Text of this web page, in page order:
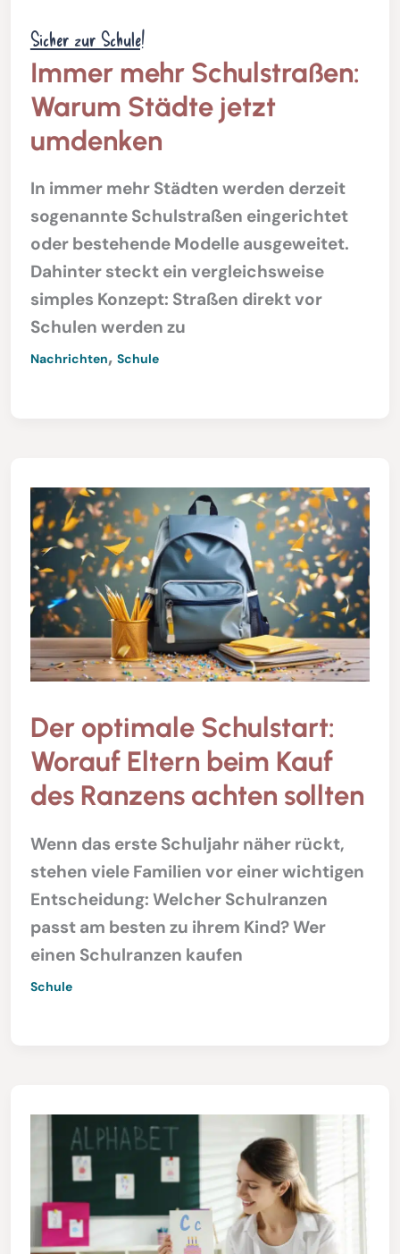
Sicher zur Schule!
Immer mehr Schulstraßen:
Warum Städte jetzt
umdenken
In immer mehr Städten werden derzeit
sogenannte Schulstraßen eingerichtet
oder bestehende Modelle ausgeweitet.
Dahinter steckt ein vergleichsweise
simples Konzept: Straßen direkt vor
Schulen werden zu
Nachrichten, Schule
Der optimale Schulstart:
Worauf Eltern beim Kauf
des Ranzens achten sollten
Wenn das erste Schuljahr näher rückt,
stehen viele Familien vor einer wichtigen
Entscheidung: Welcher Schulranzen
passt am besten zu ihrem Kind? Wer
einen Schulranzen kaufen
Schule